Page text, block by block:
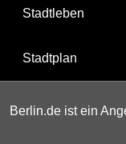
Stadtleben
Stadtplan
Berlin.de ist ein